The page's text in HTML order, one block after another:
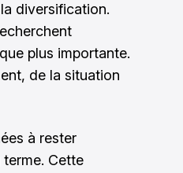
diversification.
plus importante.
de la situation
à rester
Cette